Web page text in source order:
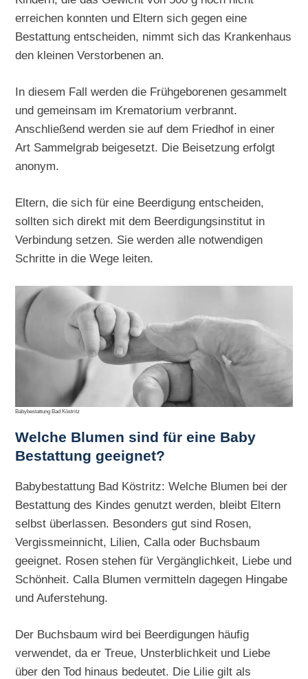
erreichen konnten und Eltern sich gegen eine
Bestattung entscheiden, nimmt sich das Krankenhaus
den kleinen Verstorbenen an.
In diesem Fall werden die Frühgeborenen gesammelt
und gemeinsam im Krematorium verbrannt.
Anschließend werden sie auf dem Friedhof in einer
Art Sammelgrab beigesetzt. Die Beisetzung erfolgt
anonym.
Eltern, die sich für eine Beerdigung entscheiden,
sollten sich direkt mit dem Beerdigungsinstitut in
Verbindung setzen. Sie werden alle notwendigen
Schritte in die Wege leiten.
Babybestattung Bad Köstritz
Welche Blumen sind für eine Baby
Bestattung geeignet?
Babybestattung Bad Köstritz: Welche Blumen bei der
Bestattung des Kindes genutzt werden, bleibt Eltern
selbst überlassen. Besonders gut sind Rosen,
Vergissmeinnicht, Lilien, Calla oder Buchsbaum
geeignet. Rosen stehen für Vergänglichkeit, Liebe und
Schönheit. Calla Blumen vermitteln dagegen Hingabe
und Auferstehung.
Der Buchsbaum wird bei Beerdigungen häufig
verwendet, da er Treue, Unsterblichkeit und Liebe
über den Tod hinaus bedeutet. Die Lilie gilt als